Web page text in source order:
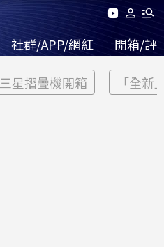
社群/APP/網紅 開箱/評
三星摺疊機開箱 「全新